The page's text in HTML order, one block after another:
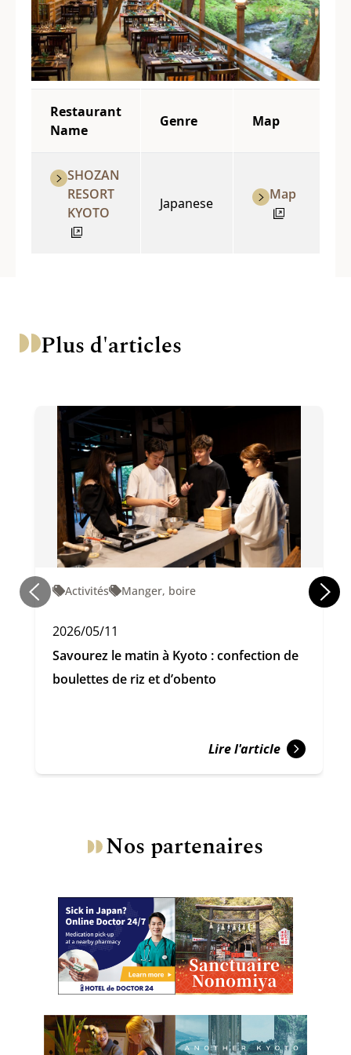
Restaurant
Name
Genre Map
SHOZAN
RESORT
KYOTO
Japanese
Map
Plus d'articles
Activités Manger, boire
2026/05/11
Savourez le matin à Kyoto : confection de
boulettes de riz et d’obento
Lire l'article
Nos partenaires